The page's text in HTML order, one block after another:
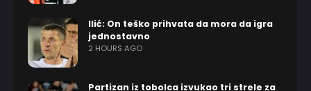
Ilić: On teško prihvata da mora da igra
jednostavno
2 HOURS AGO
Partizan iz tobolca izvukao tri strele za